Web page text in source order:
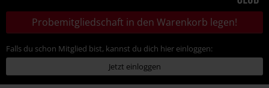
Probemitgliedschaft in den Warenkorb legen!
Falls du schon Mitglied bist, kannst du dich hier einloggen:
Jetzt einloggen